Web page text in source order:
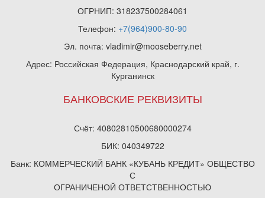
ОГРНИП: 318237500284061
Телефон: +7(964)900-80-90
Эл. почта: vladimir@mooseberry.net
Адрес: Российская Федерация, Краснодарский край, г.
Курганинск
БАНКОВСКИЕ РЕКВИЗИТЫ
Счёт: 40802810500680000274
БИК: 040349722
Банк: КОММЕРЧЕСКИЙ БАНК «КУБАНЬ КРЕДИТ» ОБЩЕСТВО
С
ОГРАНИЧЕНОЙ ОТВЕТСТВЕННОСТЬЮ